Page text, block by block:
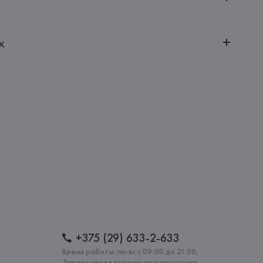
г. Минск, ул. Немига, 5, пом. 39
+375 (29) 633-2-633
Время работы: пн-вс с 09:00 до 21:00,